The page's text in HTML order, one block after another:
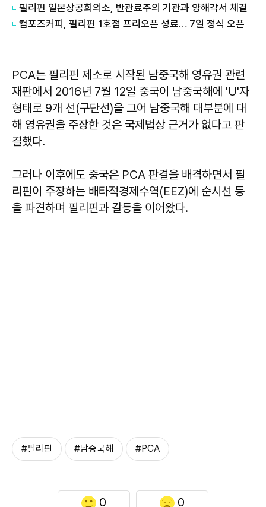
필리핀 일본상공회의소, 반관료주의 기관과 양해각서 체결
컴포즈커피, 필리핀 1호점 프리오픈 성료… 7일 정식 오픈
PCA는 필리핀 제소로 시작된 남중국해 영유권 관련
재판에서 2016년 7월 12일 중국이 남중국해에 'U'자
형태로 9개 선(구단선)을 그어 남중국해 대부분에 대
해 영유권을 주장한 것은 국제법상 근거가 없다고 판
결했다.
그러나 이후에도 중국은 PCA 판결을 배격하면서 필
리핀이 주장하는 배타적경제수역(EEZ)에 순시선 등
을 파견하며 필리핀과 갈등을 이어왔다.
#필리핀 #남중국해 #PCA
0 0